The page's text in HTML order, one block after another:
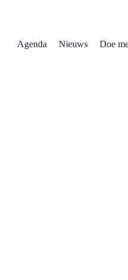
Agenda Nieuws Doe